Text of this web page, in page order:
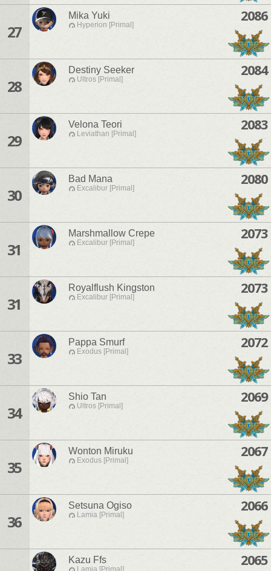
27
Mika Yuki
Hyperion [Primal]
2086
28
Destiny Seeker
Ultros [Primal]
2084
29
Velona Teori
Leviathan [Primal]
2083
30
Bad Mana
Excalibur [Primal]
2080
31
Marshmallow Crepe
Excalibur [Primal]
2073
31
Royalflush Kingston
Excalibur [Primal]
2073
33
Pappa Smurf
Exodus [Primal]
2072
34
Shio Tan
Ultros [Primal]
2069
35
Wonton Miruku
Exodus [Primal]
2067
36
Setsuna Ogiso
Lamia [Primal]
2066
Kazu Ffs
Lamia [Primal]
2065